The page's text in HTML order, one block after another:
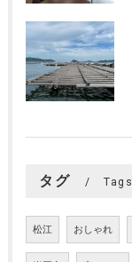
タグ Tags
松江 おしゃれ